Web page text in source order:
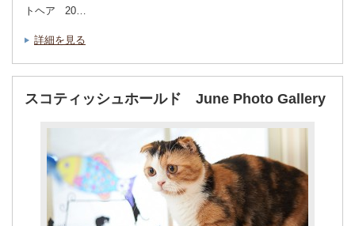
トヘア 20…
詳細を見る
スコティッシュホールド June Photo Gallery